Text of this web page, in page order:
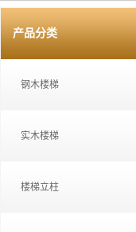
产品分类
钢木楼梯
实木楼梯
楼梯立柱